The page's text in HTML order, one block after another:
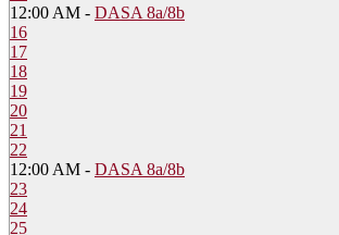
12:00 AM - DASA 8a/8b
16
17
18
19
20
21
22
12:00 AM - DASA 8a/8b
23
24
25